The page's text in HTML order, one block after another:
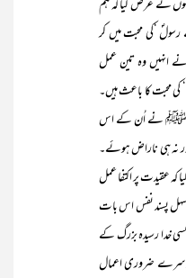
نے عرض کیا کہ ہم
‘کی محبت میں کر
وہ تین عمل
محبت کا باعث ہیں۔
آپﷺ نے اُن کے اس
اور نہ ہی ناراض ہوئے۔
کہ عقیدت پر اکتفا عمل
سہل پسند نفس اس بات
خدا رسیدہ بزرگ کے
ضروری اعمال